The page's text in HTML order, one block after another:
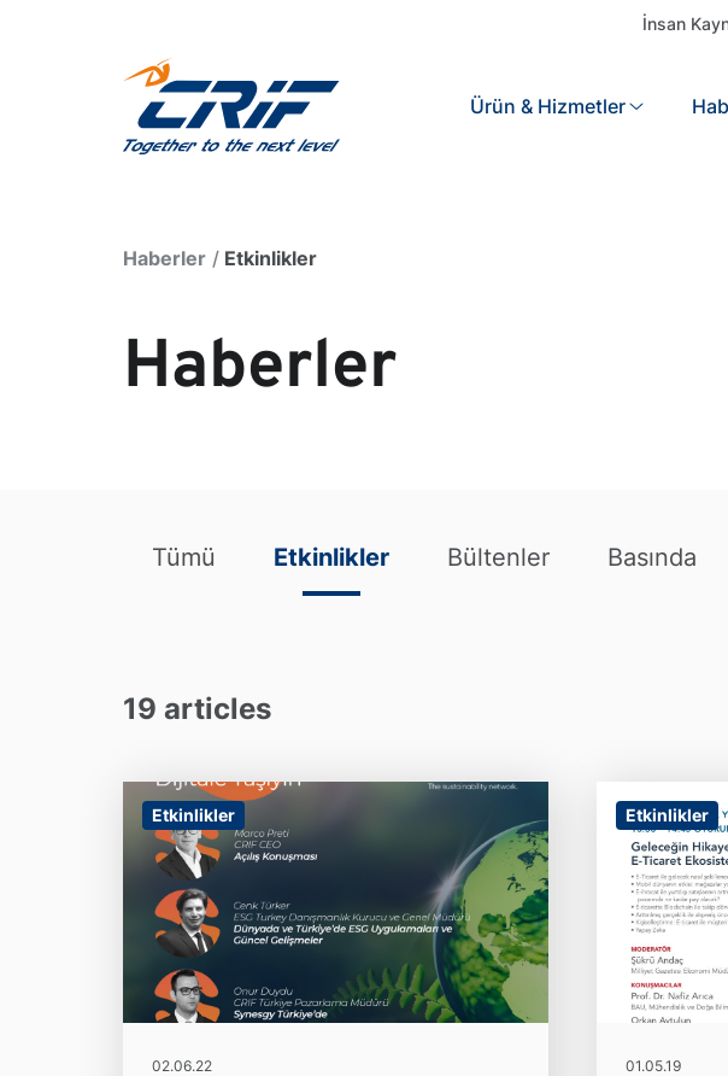
İnsan
Ürün & Hizmetler
Haberler Etkinlikler
Haberler
Tümü Etkinlikler Bültenler Basında
19 articles
Etkinlikler
02.06.22
Etkinlikler
01.05.19